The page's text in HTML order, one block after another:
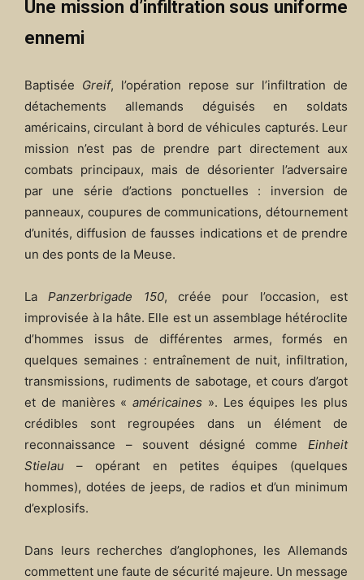
Une mission d’infiltration sous uniforme
ennemi
Baptisée Greif, l’opération repose sur l’infiltration de
détachements allemands déguisés en soldats
américains, circulant à bord de véhicules capturés. Leur
mission n’est pas de prendre part directement aux
combats principaux, mais de désorienter l’adversaire
par une série d’actions ponctuelles : inversion de
panneaux, coupures de communications, détournement
d’unités, diffusion de fausses indications et de prendre
un des ponts de la Meuse.
LaPanzerbrigade 150, créée pour l’occasion, est
improvisée à la hâte. Elle est un assemblage hétéroclite
d’hommes issus de différentes armes, formés en
quelques semaines : entraînement de nuit, infiltration,
transmissions, rudiments de sabotage, et cours d’argot
et de manières «américaines ». Les équipes les plus
crédibles sont regroupées dans un élément de
reconnaissance – souvent désigné comme Einheit
Stielau – opérant en petites équipes (quelques
hommes), dotées de jeeps, de radios et d’un minimum
d’explosifs.
Dans leurs recherches d’anglophones, les Allemands
commettent une faute de sécurité majeure. Un message